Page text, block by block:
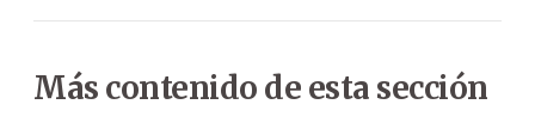
Más contenido de esta sección